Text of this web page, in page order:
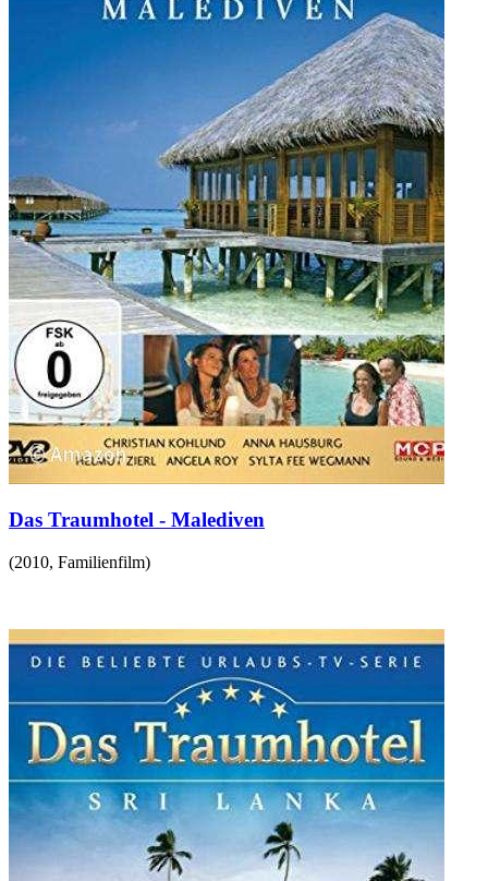
Das Traumhotel - Malediven
(2010, Familienfilm)